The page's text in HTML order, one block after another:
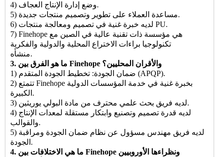
4) وضع إدارة الإنتاج العجاف.
5) مساعدة العملاء على تطوير وتصميم منتجات جديدة.
6) لديه خبرة غنية في تصميم ومعالجة منتجات PU.
7) Finehope هي مؤسسة ذات تقنية عالية في الصين مع
تكنولوجيا براءات الاختراع المحلية والدولية والفكرية
منشأه.
3. ما هو الفرق بين Finehope والأقران المحليين؟
1) ضمان الجودة: تخطيط الجودة المتقدم (APQP).
2) تتمتع Finehope بخبرة غنية في خدمة المؤسسات الدولية
الكبيرة.
3) لديه فريق بحث علمي محترف من مادة البولي يوريثين.
4) لديه قدرة تصميم وتصنيع وابتكار مستقلة لمعدات الإنتاج
والقوالب.
5) لديه فريق مهندس مسؤول عن نظام ضمان الجودة ومراقبة
الجودة.
4. ما هي الاختلافات بين Finehope ونظراءها الأوروبيين